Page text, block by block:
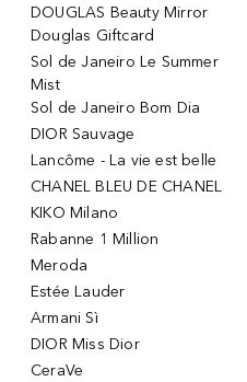
DOUGLAS Beauty Mirror
Douglas Giftcard
Sol de Janeiro Le Summer
Mist
Sol de Janeiro Bom Dia
DIOR Sauvage
Lancôme - La vie est belle
CHANEL BLEU DE CHANEL
KIKO Milano
Rabanne 1 Million
Meroda
Estée Lauder
Armani Sì
DIOR Miss Dior
CeraVe